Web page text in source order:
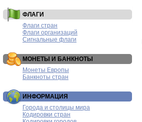
ФЛАГИ
Флаги стран
Флаги организаций
Сигнальные флаги
МОНЕТЫ И БАНКНОТЫ
Монеты Европы
Банкноты стран
ИНФОРМАЦИЯ
Города и столицы мира
Кодировки стран